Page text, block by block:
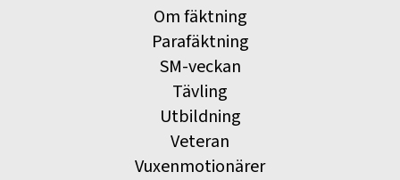
Om fäktning
Parafäktning
SM-veckan
Tävling
Utbildning
Veteran
Vuxenmotionärer